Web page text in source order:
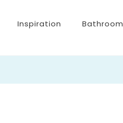
Inspiration Bathroom